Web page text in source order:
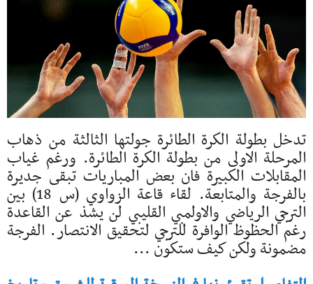
تدخل بطولة الكرة الطائرة جولتها الثالثة من ذهاب
المرحلة الاولى من بطولة الكرة الطائرة. ورغم غياب
المقابلات الكبيرة فان بعض المباريات تبقى جديرة
بالفرجة والمتابعة. لقاء قاعة الزواوي (س 18) بين
الترجي الرياضي والاولمبي القليبي لن يشذ عن القاعدة
رغم الحظوظ الوافرة للترجي لتحقيق الانتصار. الفرجة
مضمونة ولكن كيف ستكون ...